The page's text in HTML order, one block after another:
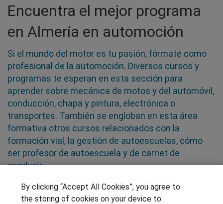
Encuentra el mejor programa
en Almería en automoción
Si el mundo del motor es tu pasión, fórmate como
profesional de la automoción. Diversos cursos y
programas te esperan en esta sección para
aprender sobre mecánica de motos y del automóvil,
conducción, chapa y pintura, electrónica o
transportes. También se engloban en esta área
formativa otros cursos relacionados con la
formación vial, la gestión de autoescuelas, cómo
ser profesor de autoescuela y de carnet de
conducir
SÍGUENOS EN LAS REDES
By clicking “Accept All Cookies”, you agree to
the storing of cookies on your device to